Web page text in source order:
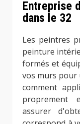
Entreprise
dans le 32
Les peintres
peinture
formés et
vos murs pour
comment
proprement
assurer